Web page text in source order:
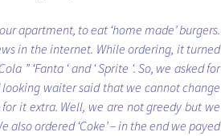
apartment, to eat ‘home made’ burgers.
in the internet. While ordering, it turned
” ‘Fanta ‘ and ‘ Sprite ‘. So, we asked for
waiter said that we cannot change
it extra. Well, we are not greedy but we
ordered ‘Coke’ – in the end we payed